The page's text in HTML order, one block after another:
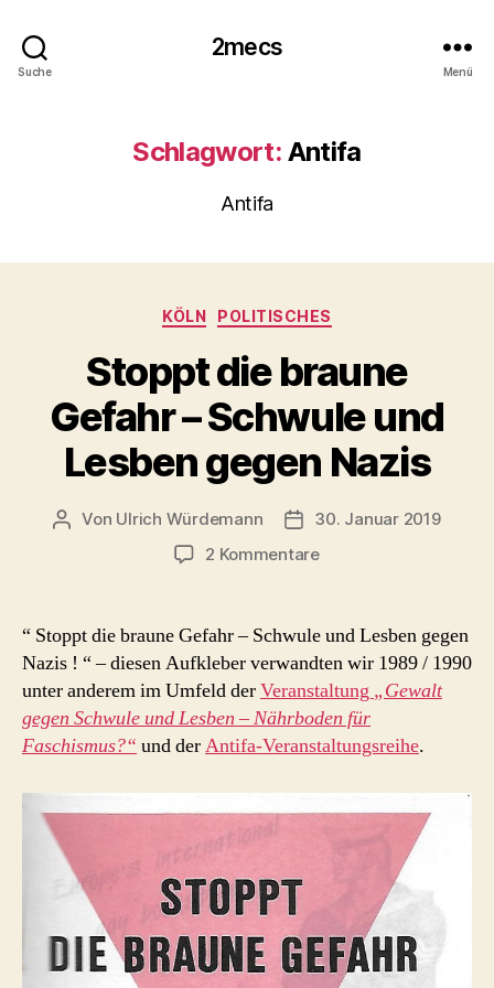
Suche
2mecs
Menü
Schlagwort: Antifa
Antifa
Kategorien
KÖLN POLITISCHES
Stoppt die braune
Gefahr – Schwule und
Lesben gegen Nazis
Beitragsautor
Von Ulrich Würdemann Beitragsdatum
30. Januar 2019
2 Kommentarezu
braune
–
Schwule
und
Lesben
Nazis
“ Stoppt die braune Gefahr – Schwule und Lesben gegen
Nazis ! “ – diesen Aufkleber verwandten wir 1989 / 1990
unter anderem im Umfeld derVeranstaltung „Gewalt
gegen Schwule und Lesben – Nährboden für
Faschismus?“ und derAntifa-Veranstaltungsreihe.